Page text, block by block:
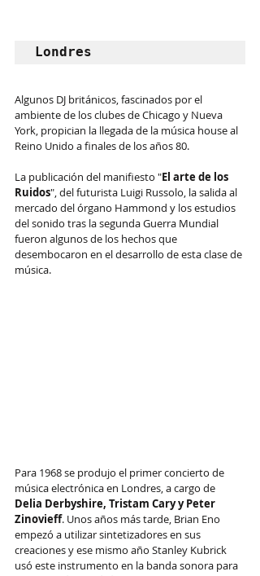
Londres
Algunos DJ británicos, fascinados por el
ambiente de los clubes de Chicago y Nueva
York, propician la llegada de la música house al
Reino Unido a finales de los años 80.
La publicación del manifiesto "El arte de los
Ruidos", del futurista Luigi Russolo, la salida al
mercado del órgano Hammond y los estudios
del sonido tras la segunda Guerra Mundial
fueron algunos de los hechos que
desembocaron en el desarrollo de esta clase de
música.
Para 1968 se produjo el primer concierto de
música electrónica en Londres, a cargo de
Delia Derbyshire, Tristam Cary y Peter
Zinovieff. Unos años más tarde, Brian Eno
empezó a utilizar sintetizadores en sus
creaciones y ese mismo año Stanley Kubrick
usó este instrumento en la banda sonora para